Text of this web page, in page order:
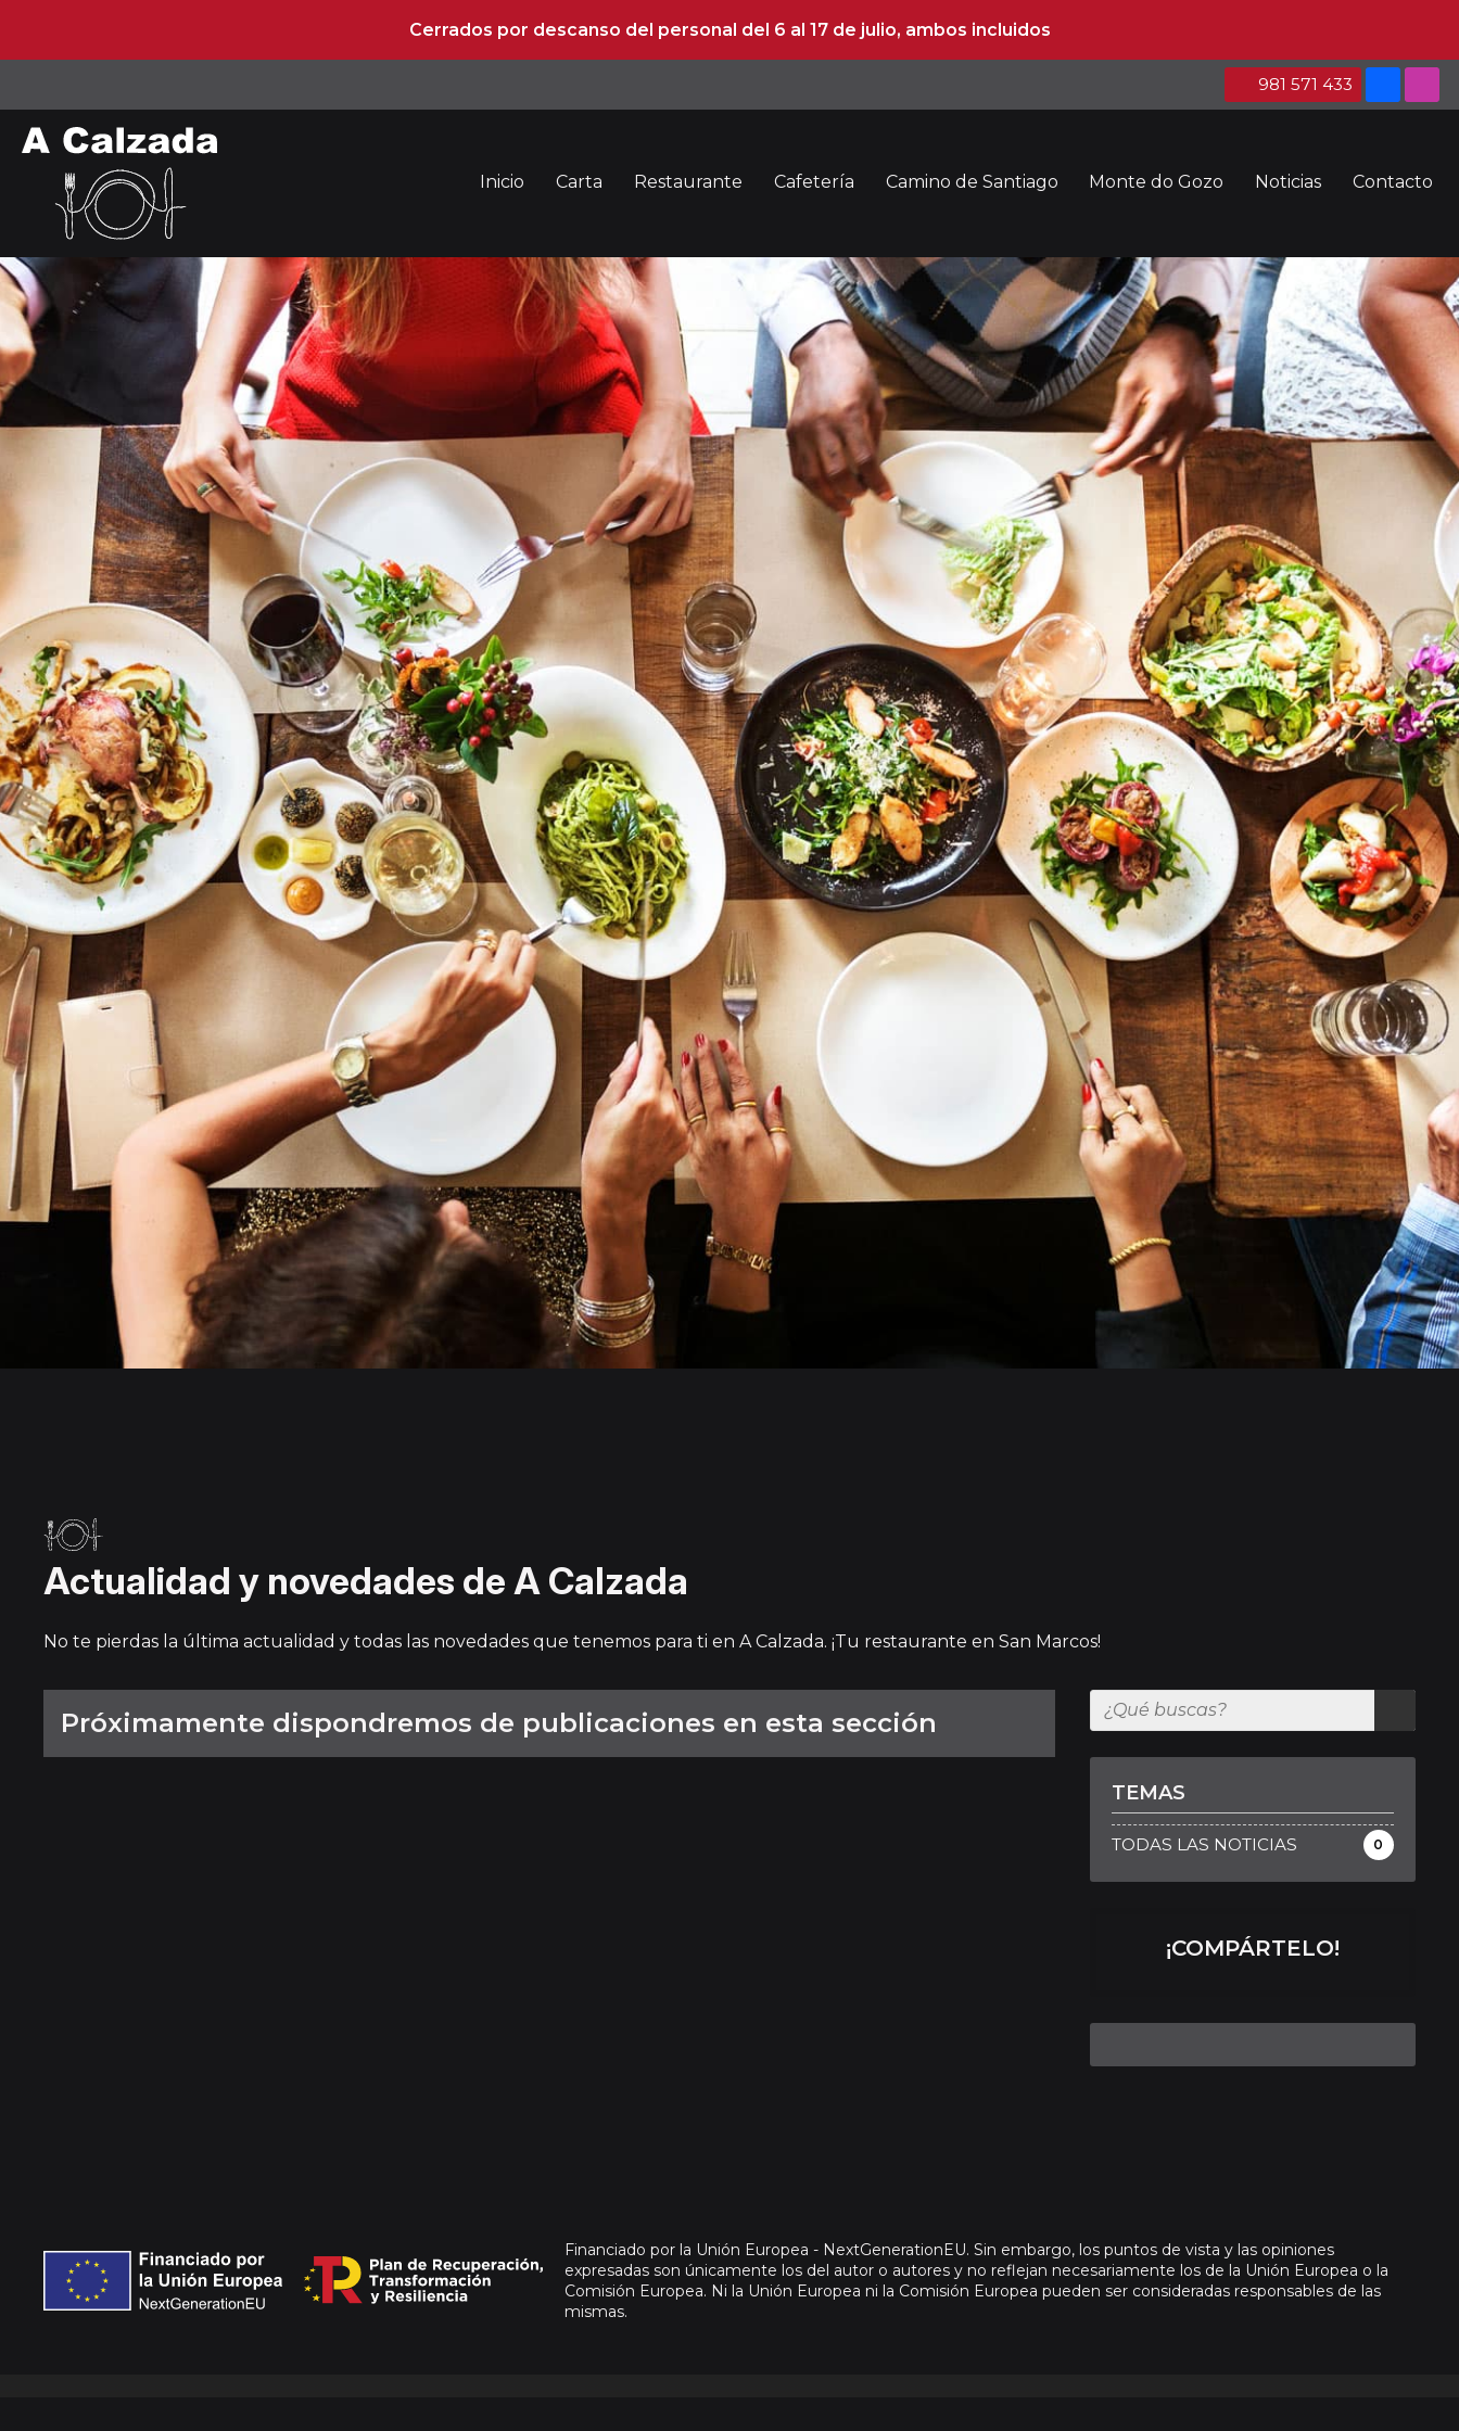
981 571 433
Inicio Carta Restaurante Cafetería Camino de Santiago Monte do Gozo Noticias Contacto
Actualidad y novedades de A Calzada
No te pierdas la última actualidad y todas las novedades que tenemos para ti en A Calzada. ¡Tu restaurante en San Marcos!
TEMAS
TODAS LAS NOTICIAS 0
Próximamente dispondremos de publicaciones en esta sección
¡COMPÁRTELO!
Financiado por la Unión Europea - NextGenerationEU. Sin embargo, los puntos de vista y las opiniones
expresadas son únicamente los del autor o autores y no reflejan necesariamente los de la Unión Europea o la
Comisión Europea. Ni la Unión Europea ni la Comisión Europea pueden ser consideradas responsables de las
mismas.